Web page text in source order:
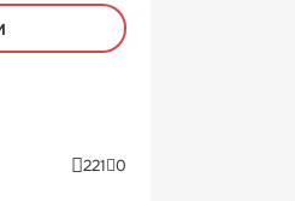
221 0